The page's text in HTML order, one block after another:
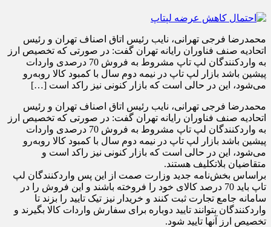
محمدرضا فرجی تهرانی، نایب رئیس اتاق اصناف تهران و رئیس
اتحادیه صنف فناوران رایانه تهران گفت: در صورتی که تخصیص ارز
به واردکنندگان لپ تاپ مشروط به فروش 70 درصدی واردات
پیشین باشد بازار لپ تاپ در نیمه دوم سال با کمبود کالا روبه‌رو
می‌شود، این در حالی است که بازار کنونی نیز راکد است […]
محمدرضا فرجی تهرانی، نایب رئیس اتاق اصناف تهران و رئیس
اتحادیه صنف فناوران رایانه تهران گفت: در صورتی که تخصیص ارز
به واردکنندگان لپ تاپ مشروط به فروش 70 درصدی واردات
پیشین باشد بازار لپ تاپ در نیمه دوم سال با کمبود کالا روبه‌رو
می‌شود، این در حالی است که بازار کنونی نیز راکد است و
متقاضیان بلاتکلیف هستند.
براساس بخش‌نامه جدید وزارت صمت از این پس واردکنندگان لپ
تاپ باید 70 درصد کالای خود را فروخته باشند و این فروش را در
سامانه جامع تجارت ثبت کنند و خریدار نیز تیک تایید را بزند تا
واردکنندگان بتوانند تایید دوباره برای سفارش واردات کالا بگیرند و
تخصیص ارز آنها تایید شود.